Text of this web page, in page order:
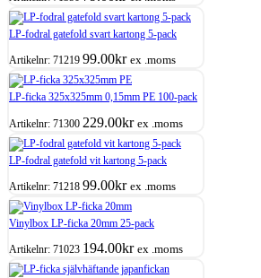
LP-fodral gatefold svart kartong 5-pack
Artikelnr: 71219 99.00kr ex .moms
LP-ficka 325x325mm 0,15mm PE 100-pack
Artikelnr: 71300 229.00kr ex .moms
LP-fodral gatefold vit kartong 5-pack
Artikelnr: 71218 99.00kr ex .moms
Vinylbox LP-ficka 20mm 25-pack
Artikelnr: 71023 194.00kr ex .moms